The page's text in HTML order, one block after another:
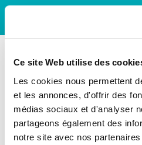
Ce site Web utilise des
Les cookies nous permettent
et les annonces, d'offrir des
médias sociaux et d'analyser
partageons également des
notre site avec nos